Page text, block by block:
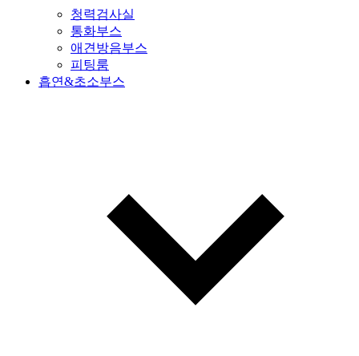
청력검사실
통화부스
애견방음부스
피팅룸
흡연&초소부스